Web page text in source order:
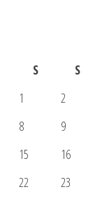
S
S
1
2
8
9
15
16
22
23